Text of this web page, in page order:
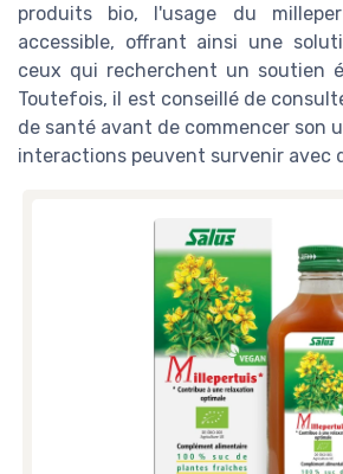
produits bio, l'usage du
accessible, offrant ainsi une
ceux qui recherchent un soutien
Toutefois, il est conseillé de
de santé avant de commencer son
interactions peuvent survenir avec